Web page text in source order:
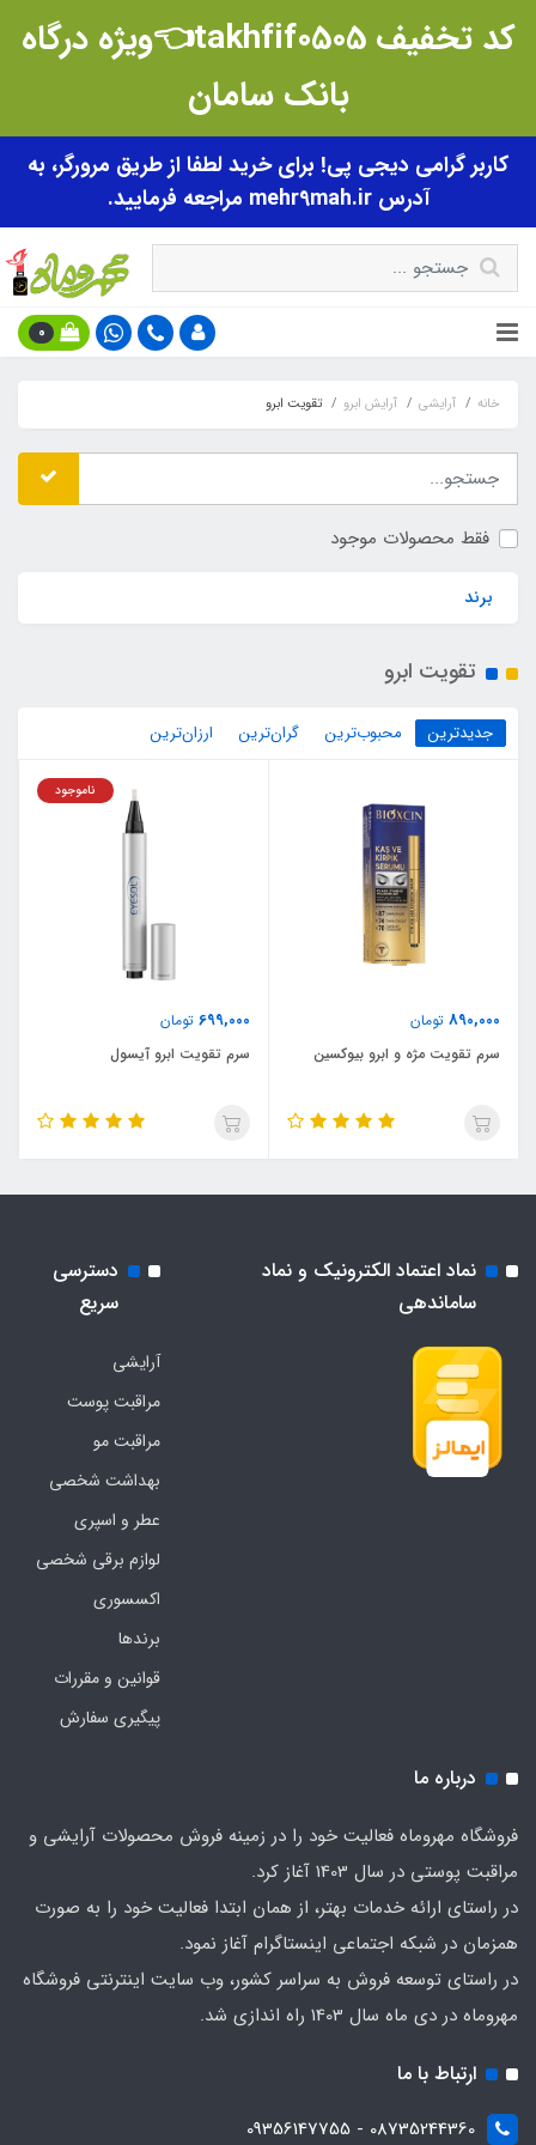
کد تخفیف takhfif0505👈ویژه درگاه
بانک سامان
کاربر گرامی دیجی پی! برای خرید لطفا از طریق مرورگر، به
آدرس mehr9mah.ir مراجعه فرمایید.
0
خانه آرایشی آرایش ابرو تقویت ابرو
فقط محصولات موجود
برند
تقویت ابرو
جدیدترین محبوب‌ترین گران‌ترین ارزان‌ترین
890,000 تومان
سرم تقویت مژه و ابرو بیوکسین
699,000 تومان
ناموجود
سرم تقویت ابرو آیسول
نماد اعتماد الکترونیک و نماد
ساماندهی
دسترسی
سریع
آرایشی
مراقبت پوست
مراقبت مو
بهداشت شخصی
عطر و اسپری
لوازم برقی شخصی
اکسسوری
برندها
قوانین و مقررات
پیگیری سفارش
درباره ما
فروشگاه مهروماه فعالیت خود را در زمینه فروش محصولات آرایشی و
مراقبت پوستی در سال 1403 آغاز کرد.
در راستای ارائه خدمات بهتر، از همان ابتدا فعالیت خود را به صورت
همزمان در شبکه اجتماعی اینستاگرام آغاز نمود.
در راستای توسعه فروش به سراسر کشور، وب سایت اینترنتی فروشگاه
مهروماه در دی ماه سال 1403 راه اندازی شد.
ارتباط با ما
08735244360 - 09356147755